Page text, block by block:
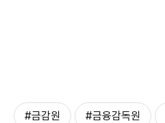
#금감원 #금융감독원